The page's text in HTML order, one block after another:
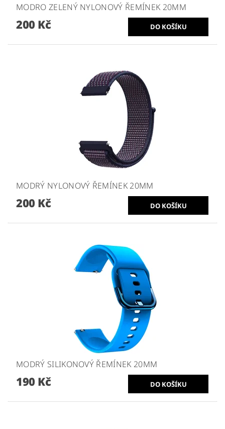
MODRO ZELENÝ NYLONOVÝ ŘEMÍNEK 20MM
200 Kč
MODRÝ NYLONOVÝ ŘEMÍNEK 20MM
200 Kč
MODRÝ SILIKONOVÝ ŘEMÍNEK 20MM
190 Kč